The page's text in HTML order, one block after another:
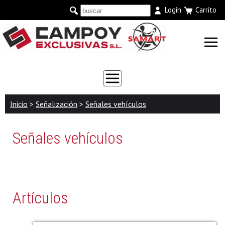
Login Carrito
Inicio > Señalización > Señales vehículos
Señales vehículos
Artículos